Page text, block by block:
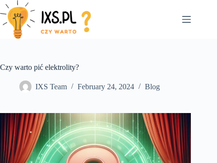
Skip
to
content
Czy warto pić elektrolity?
IXS Team February 24, 2024 Blog